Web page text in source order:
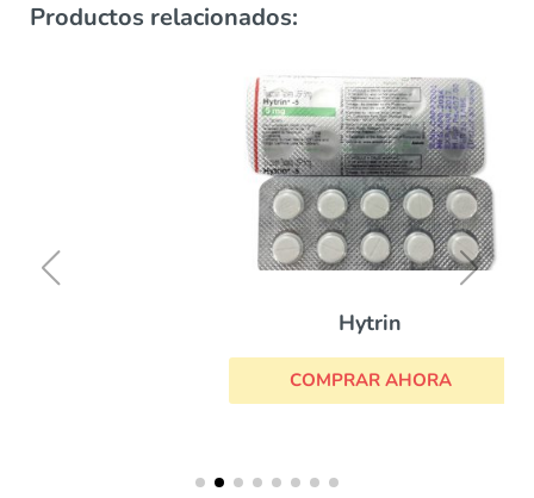
Productos relacionados:
COMPRAR AHORA